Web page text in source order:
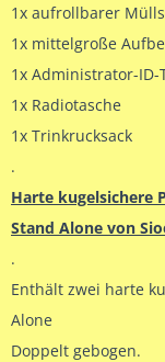
1x aufrollbarer
1x mittelgroße
1x Administrator-ID-
1x Radiotasche
1x Trinkrucksack
.
Harte kugelsichere
Stand Alone von
.
Enthält zwei harte
Alone
Doppelt gebogen.